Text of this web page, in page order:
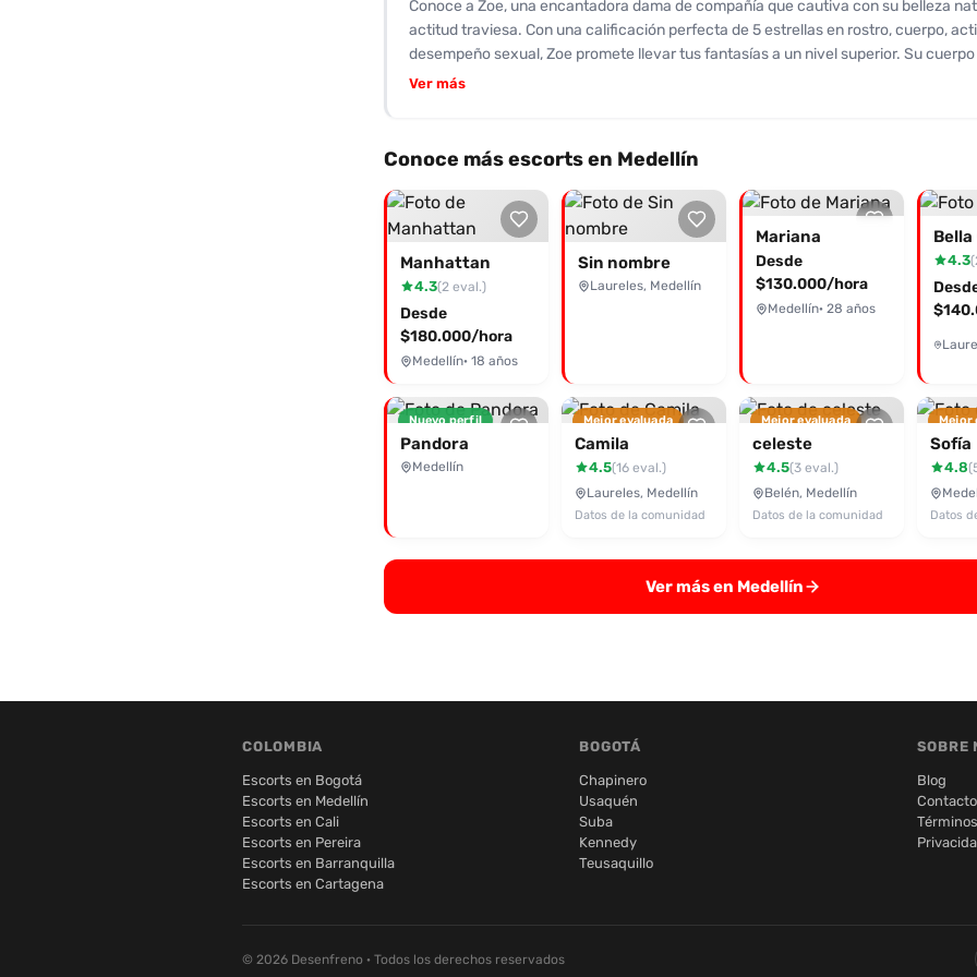
Conoce a Zoe, una encantadora dama de compañía que cautiva con su belleza
actitud traviesa. Con una calificación perfecta de 5 estrellas en rostro, cuerpo,
desempeño sexual, Zoe promete llevar tus fantasías a un nivel superior. Su
piel suave y un rostro angelical hacen de cada encuentro una experiencia
conexión especial entre ambos. Los clientes han elogiado su excelente servicio,
relojera, permitiendo que disfrutes cada segundo a su lado. No dudes en
de Desenfreno.co, ¡te aseguro que no te arrepentirás! Cada momento con Zoe es
oportunidad para dejar atrás el estrés y disfrutar de la vida al máximo.
Ver más
Conoce más escorts en Medellín
Manhattan
4.3(2 eval.)
Desde
$180.000/hora
Medellín· 18 años
Sin nombre
Laureles, Medellín
Mariana
Desde
$130.000/hora
Medellín· 28 años
Bella
4.3
Nuevo perfil
Pandora
Medellín
Mejor evaluada
Camila
4.5(16 eval.)
Laureles, Medellín
Datos de la comunidad
Mejor evaluada
celeste
4.5(3 eval.)
Belén, Medellín
Datos de la comunidad
Mejor
Sofía
4.8
Datos
Ver más en Medellín
COLOMBIA
Escorts en Bogotá
Escorts en Medellín
Escorts en Cali
Escorts en Pereira
Escorts en Barranquilla
Escorts en Cartagena
BOGOTÁ
Chapinero
Usaquén
Suba
Kennedy
Teusaquillo
SOBRE
Blog
Contacto
© 2026 Desenfreno · Todos los derechos reservados